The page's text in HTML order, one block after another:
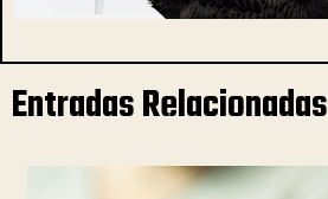
Entradas Relacionadas